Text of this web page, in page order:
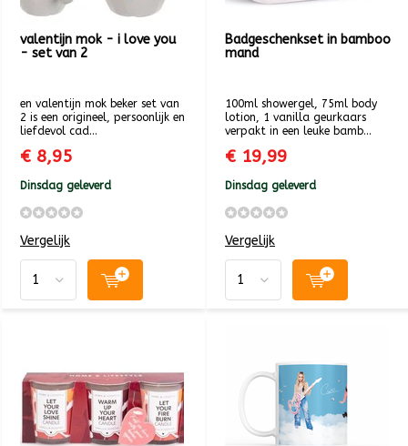
valentijn mok - i love you
- set van 2
en valentijn mok beker set van
2 is een origineel, persoonlijk en
liefdevol cad...
€ 8,95
Dinsdag geleverd
Vergelijk
Badgeschenkset in bamboo
mand
100ml showergel, 75ml body
lotion, 1 vanilla geurkaars
verpakt in een leuke bamb...
€ 19,99
Dinsdag geleverd
Vergelijk